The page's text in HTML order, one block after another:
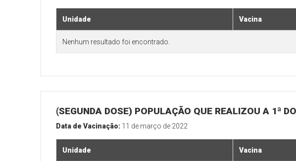
Unidade Vacina
Nenhum resultado foi encontrado.
(SEGUNDA DOSE) POPULAÇÃO QUE REALIZOU A 1ª
Data de Vacinação: 11 de março de 2022
Unidade Vacina